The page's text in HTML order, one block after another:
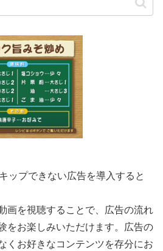
ップできない広告を導入すると
画を視聴することで、広告の流れ
をお楽しみいただけます。広告の
くお好きなコンテンツを存分にお